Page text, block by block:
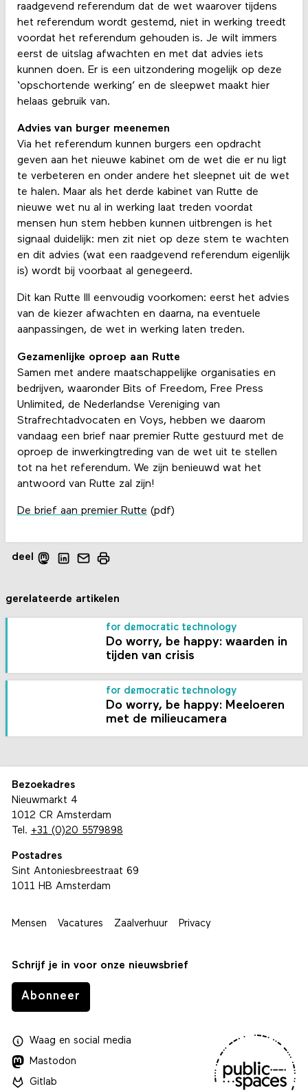
raadgevend referendum dat de wet waarover tijdens
het referendum wordt gestemd, niet in werking treedt
voordat het referendum gehouden is. Je wilt immers
eerst de uitslag afwachten en met dat advies iets
kunnen doen. Er is een uitzondering mogelijk op deze
‘opschortende werking’ en de sleepwet maakt hier
helaas gebruik van.
Advies van burger meenemen
Via het referendum kunnen burgers een opdracht
geven aan het nieuwe kabinet om de wet die er nu ligt
te verbeteren en onder andere het sleepnet uit de wet
te halen. Maar als het derde kabinet van Rutte de
nieuwe wet nu al in werking laat treden voordat
mensen hun stem hebben kunnen uitbrengen is het
signaal duidelijk: men zit niet op deze stem te wachten
en dit advies (wat een raadgevend referendum eigenlijk
is) wordt bij voorbaat al genegeerd.
Dit kan Rutte III eenvoudig voorkomen: eerst het advies
van de kiezer afwachten en daarna, na eventuele
aanpassingen, de wet in werking laten treden.
Gezamenlijke oproep aan Rutte
Samen met andere maatschappelijke organisaties en
bedrijven, waaronder Bits of Freedom, Free Press
Unlimited, de Nederlandse Vereniging van
Strafrechtadvocaten en Voys, hebben we daarom
vandaag een brief naar premier Rutte gestuurd met de
oproep de inwerkingtreding van de wet uit te stellen
tot na het referendum. We zijn benieuwd wat het
antwoord van Rutte zal zijn!
De brief aan premier Rutte (pdf)
deel
gerelateerde artikelen
for democratic technology
Do worry, be happy: waarden in
tijden van crisis
for democratic technology
Do worry, be happy: Meeloeren
met de milieucamera
Bezoekadres
Nieuwmarkt 4
1012 CR Amsterdam
Tel. +31 (0)20 5579898
Postadres
Sint Antoniesbreestraat 69
1011 HB Amsterdam
Mensen Vacatures Zaalverhuur Privacy
Schrijf je in voor onze nieuwsbrief
Abonneer
Waagen social media
Mastodon
Gitlab